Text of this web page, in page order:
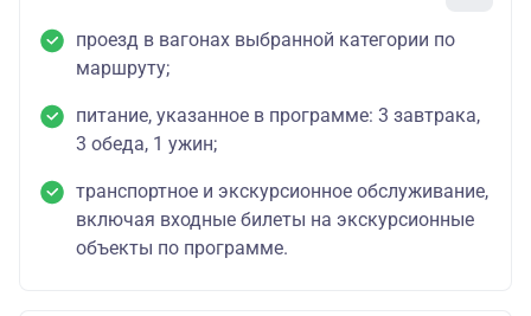
проезд в вагонах выбранной категории по
маршруту;
питание, указанное в программе: 3 завтрака,
3 обеда, 1 ужин;
транспортное и экскурсионное обслуживание,
включая входные билеты на экскурсионные
объекты по программе.